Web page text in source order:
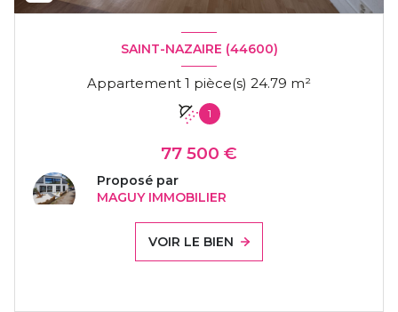
SAINT-NAZAIRE (44600)
Appartement 1 pièce(s) 24.79 m²
1
77 500 €
Proposé par
MAGUY IMMOBILIER
VOIR LE BIEN